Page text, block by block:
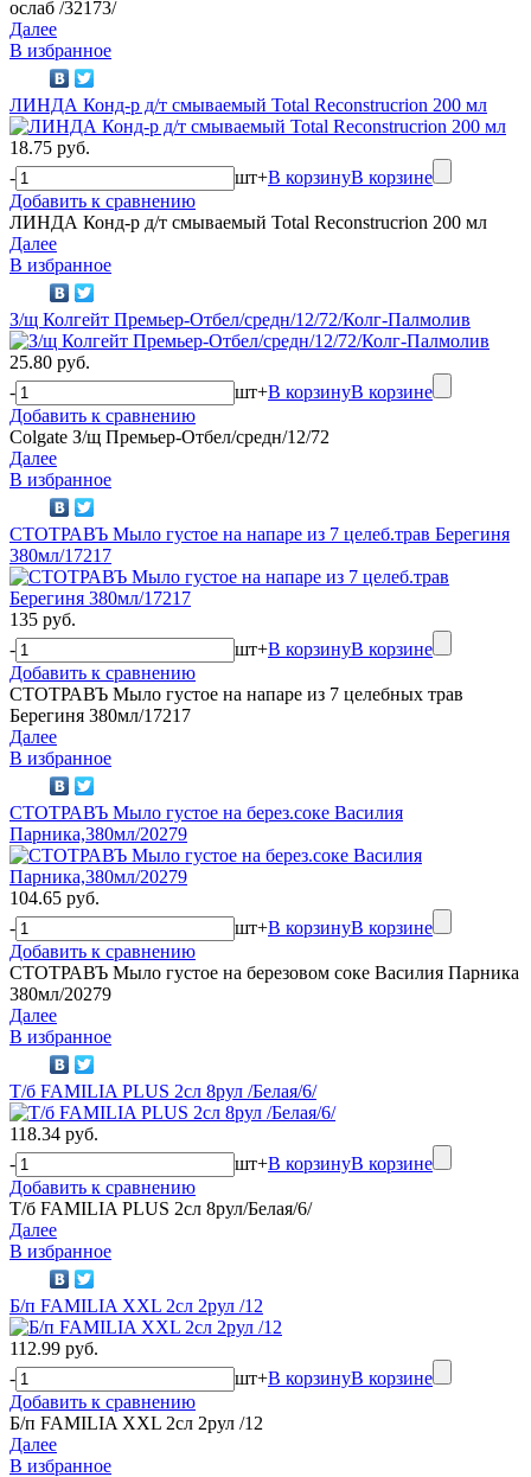
ослаб /32173/
Далее
В избранное
ЛИНДА Конд-р д/т смываемый Total Reconstrucrion 200 мл
18.75 руб.
-
шт+В корзинуВ корзине
Добавить к сравнению
ЛИНДА Конд-р д/т смываемый Total Reconstrucrion 200 мл
Далее
В избранное
З/щ Колгейт Премьер-Отбел/средн/12/72/Колг-Палмолив
25.80 руб.
-
шт+В корзинуВ корзине
Добавить к сравнению
Colgate З/щ Премьер-Отбел/средн/12/72
Далее
В избранное
СТОТРАВЪ Мыло густое на напаре из 7 целеб.трав Берегиня
380мл/17217
135 руб.
-
шт+В корзинуВ корзине
Добавить к сравнению
СТОТРАВЪ Мыло густое на напаре из 7 целебных трав
Берегиня 380мл/17217
Далее
В избранное
СТОТРАВЪ Мыло густое на берез.соке Василия
Парника,380мл/20279
104.65 руб.
-
шт+В корзинуВ корзине
Добавить к сравнению
СТОТРАВЪ Мыло густое на березовом соке Василия Парника
380мл/20279
Далее
В избранное
Т/б FAMILIA PLUS 2сл 8рул /Белая/6/
118.34 руб.
-
шт+В корзинуВ корзине
Добавить к сравнению
Т/б FAMILIA PLUS 2сл 8рул/Белая/6/
Далее
В избранное
Б/п FAMILIA XXL 2сл 2рул /12
112.99 руб.
-
шт+В корзинуВ корзине
Добавить к сравнению
Б/п FAMILIA XXL 2сл 2рул /12
Далее
В избранное